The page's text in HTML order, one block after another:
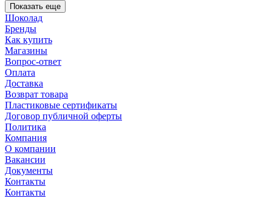
Показать еще
Шоколад
Бренды
Как купить
Магазины
Вопрос-ответ
Оплата
Доставка
Возврат товара
Пластиковые сертификаты
Договор публичной оферты
Политика
Компания
О компании
Вакансии
Документы
Контакты
Контакты